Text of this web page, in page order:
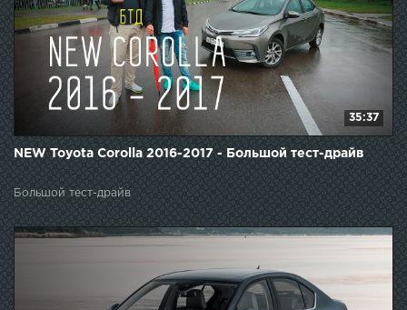
35:37
NEW Toyota Corolla 2016-2017 - Большой тест-драйв
Большой тест-драйв